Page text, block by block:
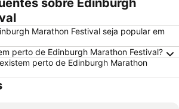
sobre Edinburgh
Marathon Festival seja popular em
perto de Edinburgh Marathon Festival?
perto de Edinburgh Marathon